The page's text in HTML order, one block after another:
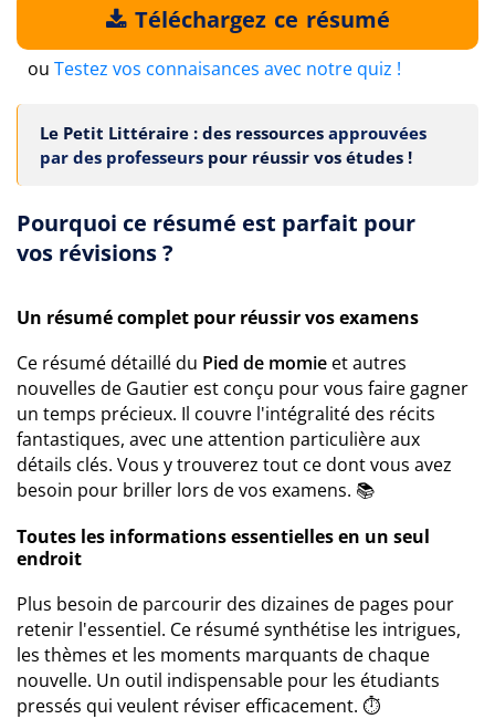
Téléchargez ce résumé
ou Testez vos connaisances avec notre quiz !
Le Petit Littéraire : des ressources approuvées
par des professeurs pour réussir vos études !
Pourquoi ce résumé est parfait pour
vos révisions ?
Un résumé complet pour réussir vos examens
Ce résumé détaillé du Pied de momie et autres
nouvelles de Gautier est conçu pour vous faire gagner
un temps précieux. Il couvre l'intégralité des récits
fantastiques, avec une attention particulière aux
détails clés. Vous y trouverez tout ce dont vous avez
besoin pour briller lors de vos examens. 📚
Toutes les informations essentielles en un seul
endroit
Plus besoin de parcourir des dizaines de pages pour
retenir l'essentiel. Ce résumé synthétise les intrigues,
les thèmes et les moments marquants de chaque
nouvelle. Un outil indispensable pour les étudiants
pressés qui veulent réviser efficacement. ⏱️